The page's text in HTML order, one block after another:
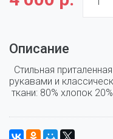
Описание
Стильная
рукавами и
ткани: 80% хлопок